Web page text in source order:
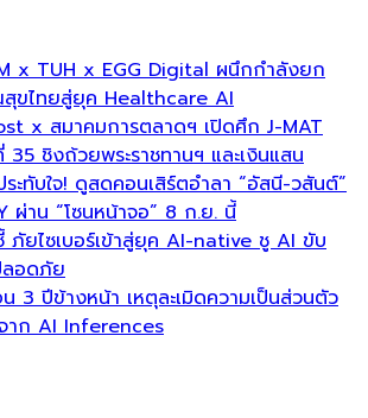
x TUH x EGG Digital ผนึกกำลังยก
สุขไทยสู่ยุค Healthcare AI
x สมาคมการตลาดฯ เปิดศึก J-MAT
ชิงถ้วยพระราชทานฯ และเงินแสน
ะทับใจ! ดูสดคอนเสิร์ตอำลา “อัสนี-วสันต์”
ผ่าน “โซนหน้าจอ” 8 ก.ย. นี้
ภัยไซเบอร์เข้าสู่ยุค AI-native ชู AI ขับ
ลอดภัย
3 ปีข้างหน้า เหตุละเมิดความเป็นส่วนตัว
าก AI Inferences